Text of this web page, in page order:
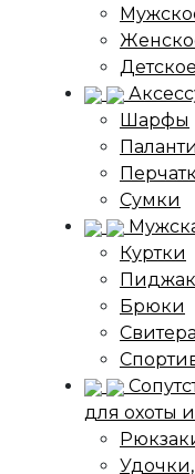
Детское
Шарфы
Сумки
Куртки
Брюки
Свитера
для охоты